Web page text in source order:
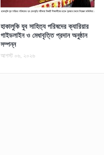
হাকালুকি যুব সাহিত্য পরিষদের ক্যারিয়ার
গাইডলাইন ও মেধাবৃত্তি প্রদান অনুষ্ঠান
সম্পন্ন
আগস্ট ০৬, ২০২৬